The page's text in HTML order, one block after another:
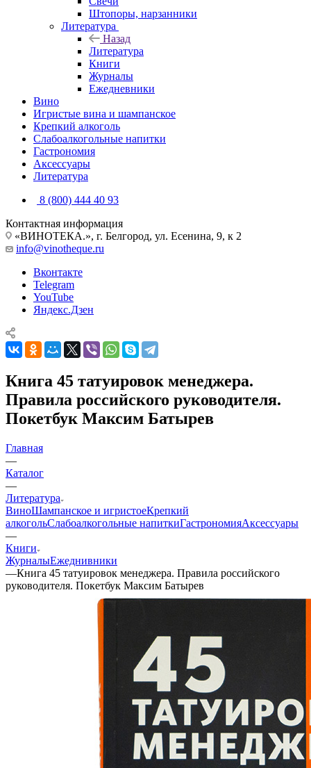
Штопоры, нарзанники
Литература
Назад
Литература
Книги
Журналы
Ежедневники
Вино
Игристые вина и шампанское
Крепкий алкоголь
Слабоалкогольные напитки
Гастрономия
Аксессуары
Литература
8 (800) 444 40 93
Контактная информация
«ВИНОТЕКА.», г. Белгород, ул. Есенина, 9, к 2
info@vinotheque.ru
Вконтакте
Telegram
YouTube
Яндекс.Дзен
Книга 45 татуировок менеджера.
Правила российского руководителя.
Покетбук Максим Батырев
Главная
—
Каталог
—
Литература
ВиноШампанское и игристоеКрепкий
алкогольСлабоалкогольные напиткиГастрономияАксессуары
—
Книги
ЖурналыЕжеднивники
—Книга 45 татуировок менеджера. Правила российского
руководителя. Покетбук Максим Батырев